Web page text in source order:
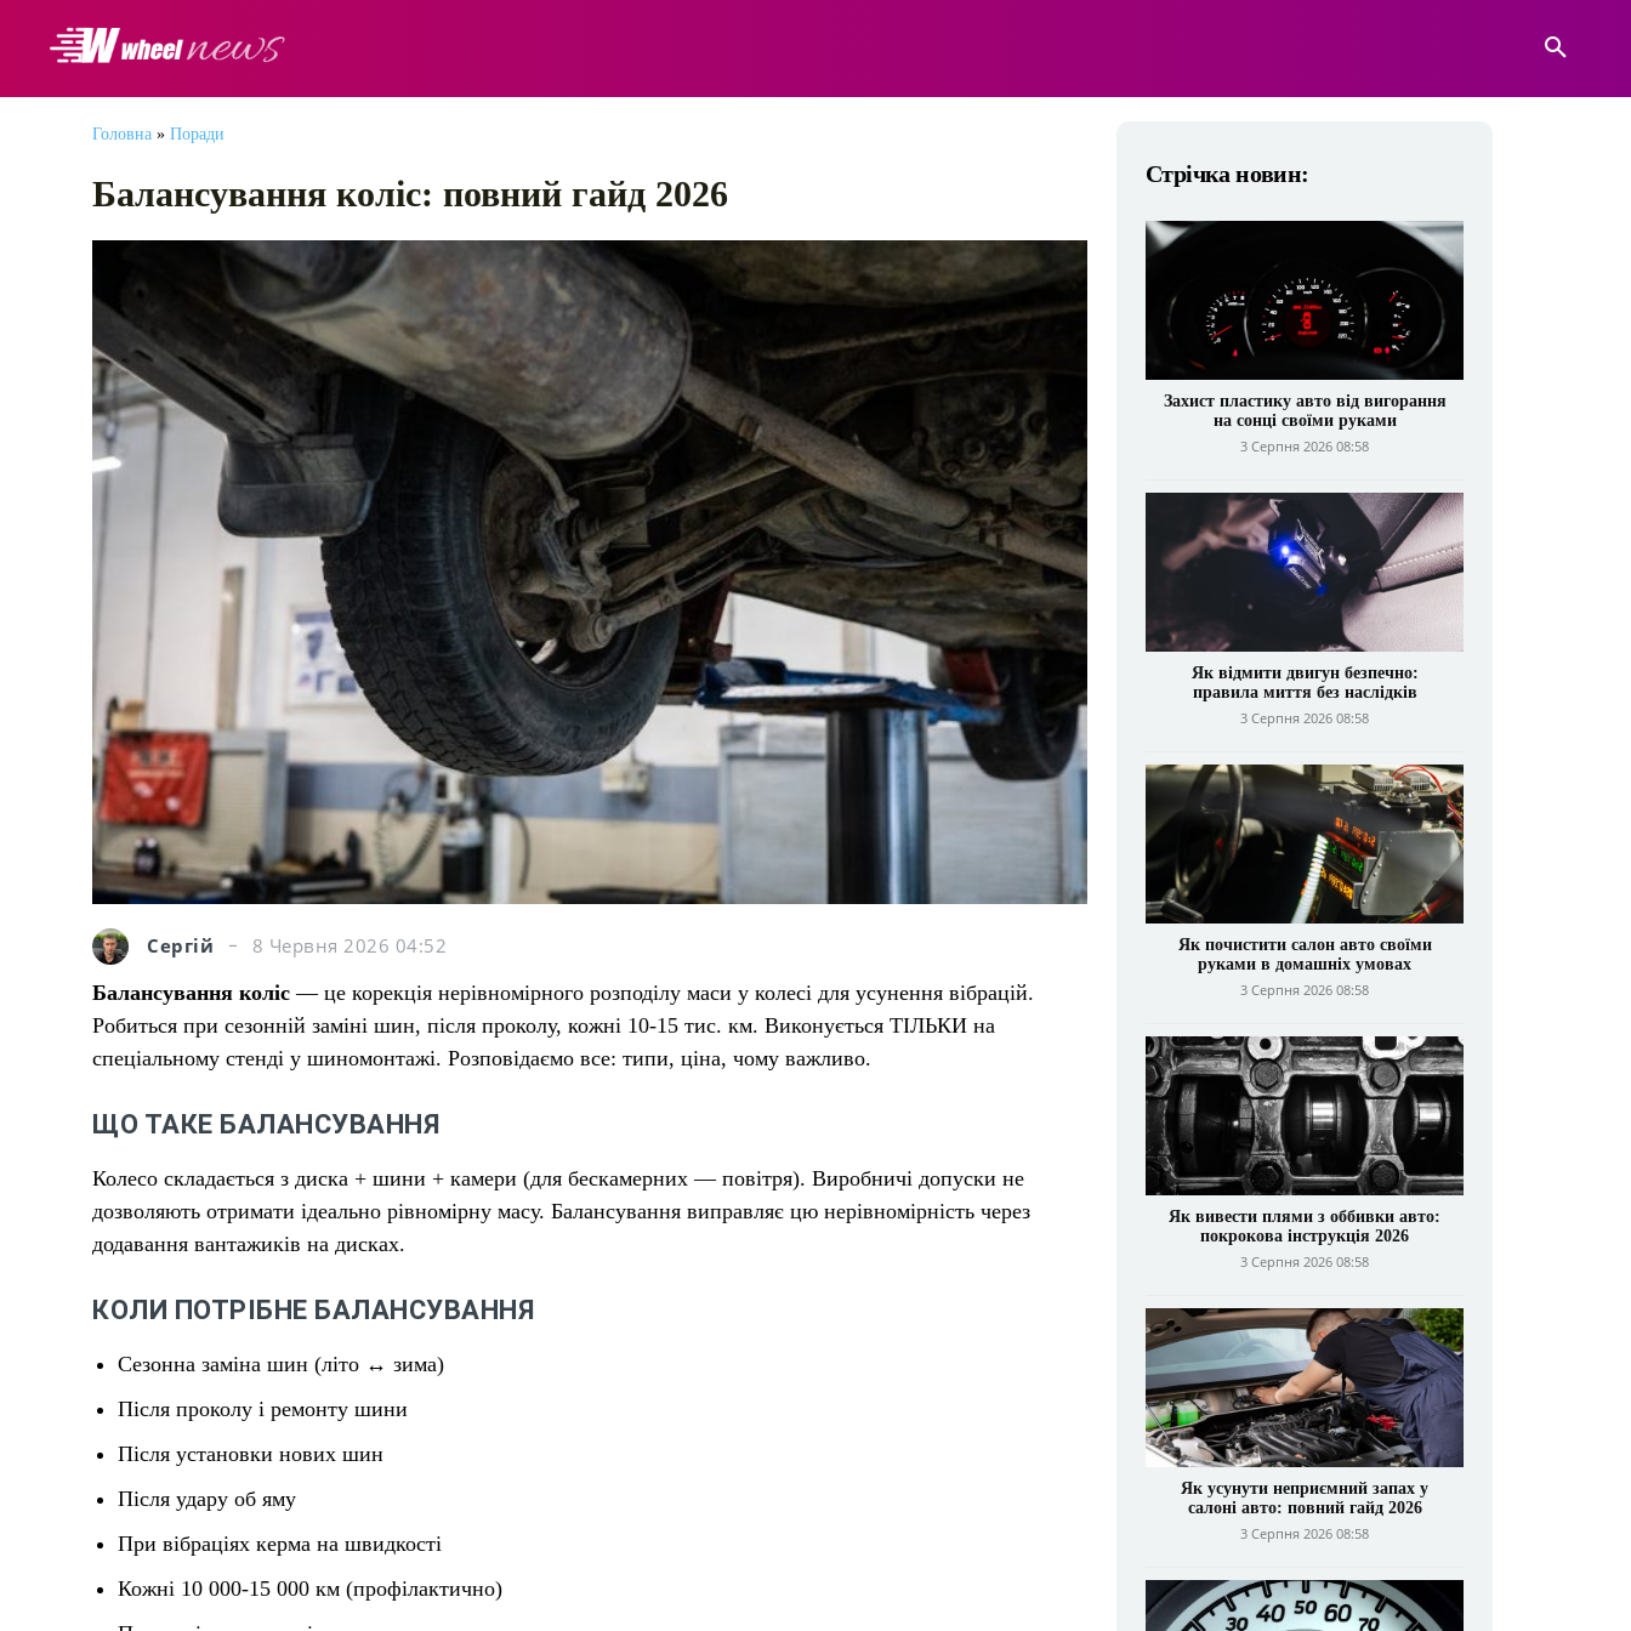
Головна » Поради
Балансування коліс: повний гайд 2026
Сергій
8 Червня 2026 04:52
Балансування коліс — це корекція нерівномірного розподілу маси у колесі для усунення вібрацій.
Робиться при сезонній заміні шин, після проколу, кожні 10-15 тис. км. Виконується ТІЛЬКИ на
спеціальному стенді у шиномонтажі. Розповідаємо все: типи, ціна, чому важливо.
ЩО ТАКЕ БАЛАНСУВАННЯ
Колесо складається з диска + шини + камери (для бескамерних — повітря). Виробничі допуски не
дозволяють отримати ідеально рівномірну масу. Балансування виправляє цю нерівномірність через
додавання вантажиків на дисках.
КОЛИ ПОТРІБНЕ БАЛАНСУВАННЯ
Сезонна заміна шин (літо ↔ зима)
Після проколу і ремонту шини
Після установки нових шин
Після удару об яму
При вібраціях керма на швидкості
Кожні 10 000-15 000 км (профілактично)
Стрічка новин:
Захист пластику авто від вигорання
на сонці своїми руками
3 Серпня 2026 08:58
Як відмити двигун безпечно:
правила миття без наслідків
3 Серпня 2026 08:58
Як почистити салон авто своїми
руками в домашніх умовах
3 Серпня 2026 08:58
Як вивести плями з оббивки авто:
покрокова інструкція 2026
3 Серпня 2026 08:58
Як усунути неприємний запах у
салоні авто: повний гайд 2026
3 Серпня 2026 08:58